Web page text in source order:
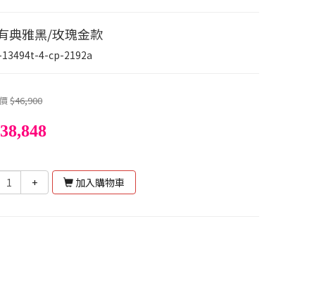
典雅黑/玫瑰金款
13494t-4-cp-2192a
$46,900
+ 加入購物車